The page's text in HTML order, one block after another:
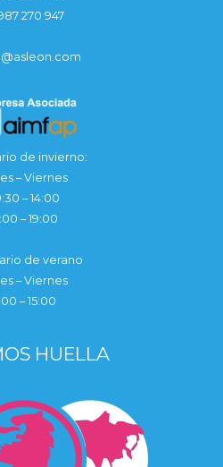
270 947
de invierno:
– Viernes
– 14:00
– 19:00
de verano
– Viernes
– 15:00
HUELLA